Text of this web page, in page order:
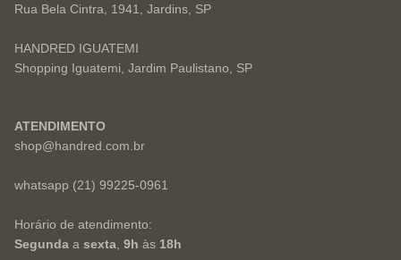
Rua Bela Cintra, 1941, Jardins, SP
HANDRED IGUATEMI
Shopping Iguatemi, Jardim Paulistano, SP
ATENDIMENTO
shop@handred.com.br
whatsapp (21) 99225-0961
Horário de atendimento:
Segunda a sexta 9h às 18h